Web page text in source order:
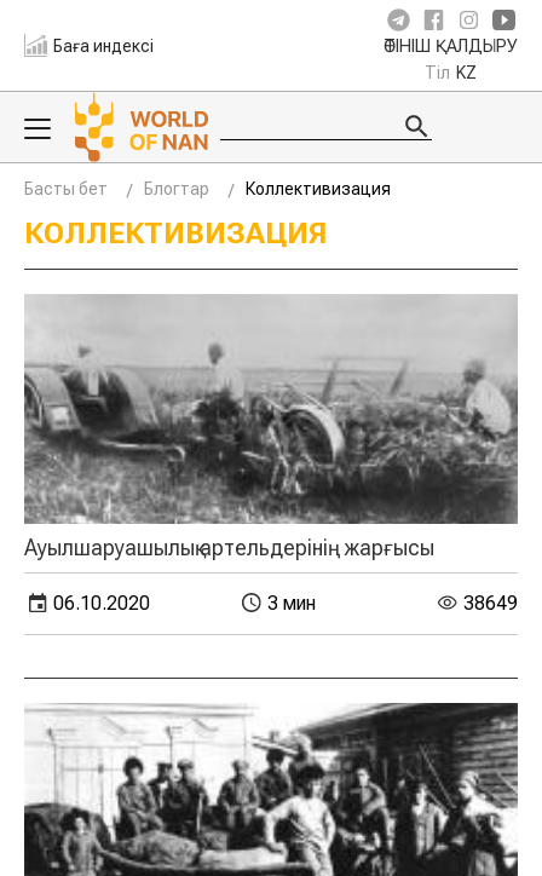
Баға индексі ӨТІНІШ ҚАЛДЫРУ
Тіл KZ
Басты бет Блогтар Коллективизация
КОЛЛЕКТИВИЗАЦИЯ
Ауылшаруашылық артельдерінің жарғысы
06.10.2020 3 мин 38649